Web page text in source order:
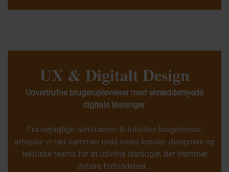
UX & Digitalt Design
Uovertrufne brugeroplevelser med skræddersyede
digitale løsninger
Fra nøjagtige wireframes til intuitive brugerrejser,
arbejder vi tæt sammen med vores kunder, designere og
tekniske teams for at udvikle løsninger, der fremmer
dybere forbindelser...